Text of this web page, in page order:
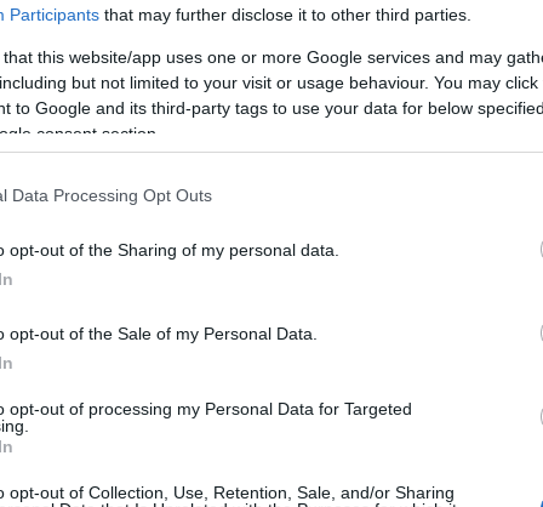
Participants that may further disclose it to other third parties.
that this website/app uses one or more Google services and may
but not limited to your visit or usage behaviour. You may
to Google and its third-party tags to use your data for below
consent section.
Data Processing Opt Outs
opt-out of the Sharing of my personal data.
opt-out of the Sale of my Personal Data.
opt-out of processing my Personal Data for Targeted
opt-out of Collection, Use, Retention, Sale, and/or Sharing
az itteni viszonyokhoz, terméshozamuk 8 és 23
amennyi Magyarországon rendelkezésre áll.
320 millió forint nettó árbevételt ért
termeszt energiafűzet, az abból származó
gyártáshoz szükséges gőzt állítanak vele elő.